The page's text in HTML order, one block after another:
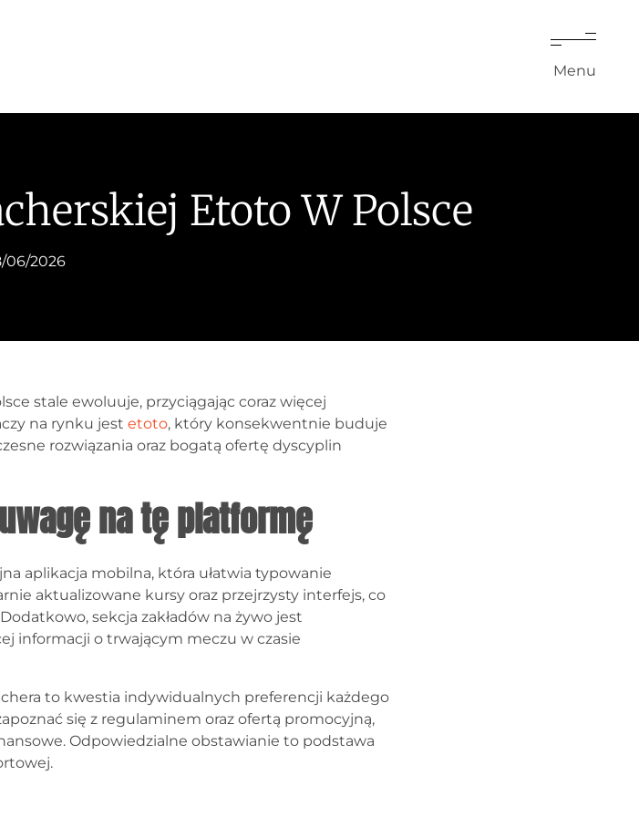
Menu
Etoto W Polsce
06/2026
stale ewoluuje, przyciągając coraz więcej
na rynku jest etoto, który konsekwentnie buduje
rozwiązania oraz bogatą ofertę dyscyplin
na tę platformę
aplikacja mobilna, która ułatwia typowanie
aktualizowane kursy oraz przejrzysty interfejs, co
sekcja zakładów na żywo jest
informacji o trwającym meczu w czasie
to kwestia indywidualnych preferencji każdego
się z regulaminem oraz ofertą promocyjną,
Odpowiedzialne obstawianie to podstawa